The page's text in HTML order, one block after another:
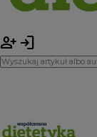
person_add login